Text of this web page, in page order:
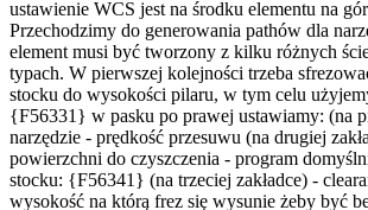
ustawienie WCS jest na środku elementu na
Przechodzimy do generowania pathów dla
element musi być tworzony z kilku różnych
typach. W pierwszej kolejności trzeba
stocku do wysokości pilaru, w tym celu
{F56331} w pasku po prawej ustawiamy: (na
narzędzie - prędkość przesuwu (na drugiej
powierzchni do czyszczenia - program
stocku: {F56341} (na trzeciej zakładce) -
wysokość na którą frez się wysunie żeby być